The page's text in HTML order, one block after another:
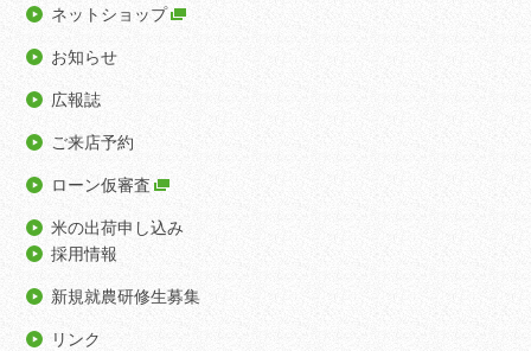
ネットショップ
お知らせ
広報誌
ご来店予約
ローン仮審査
米の出荷申し込み
採用情報
新規就農研修生募集
リンク